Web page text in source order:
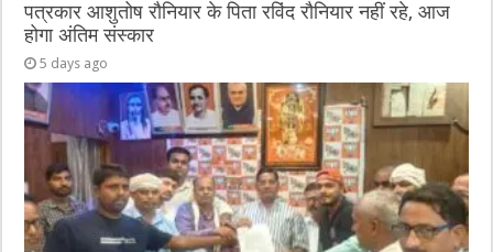
पत्रकार आशुतोष रौनियार के पिता रविंद रौनियार नहीं रहे, आज
होगा अंतिम संस्कार
5 days ago